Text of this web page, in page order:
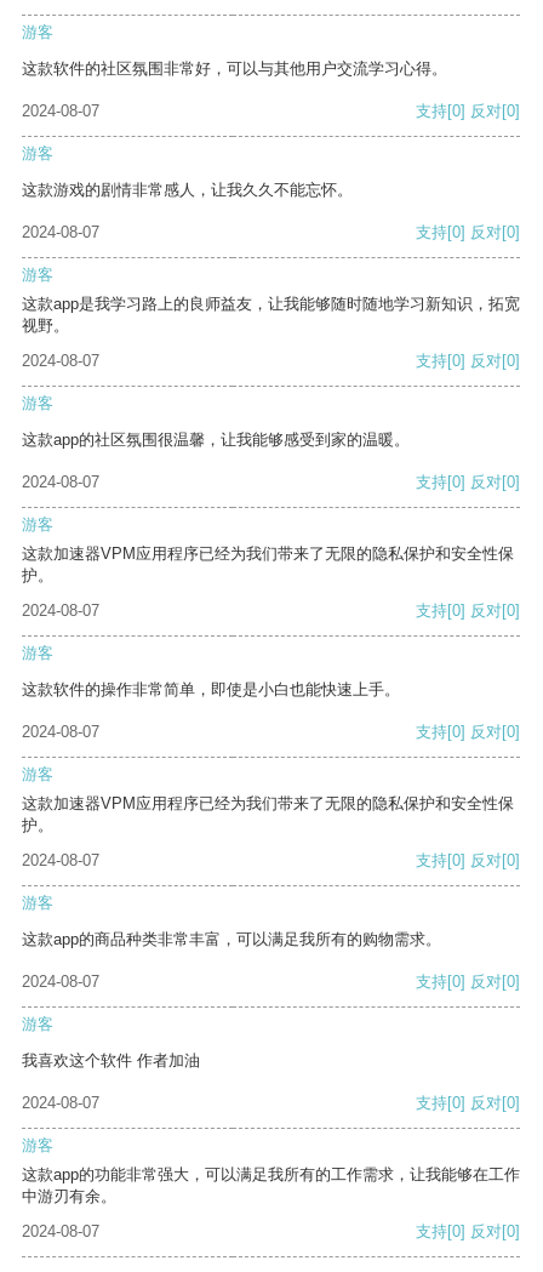
游客
这款软件的社区氛围非常好，可以与其他用户交流学习心得。
2024-08-07 支持[0] 反对[0]
游客
这款游戏的剧情非常感人，让我久久不能忘怀。
2024-08-07 支持[0] 反对[0]
游客
这款app是我学习路上的良师益友，让我能够随时随地学习新知识，拓宽
视野。
2024-08-07
支持[0] 反对[0]
游客
这款app的社区氛围很温馨，让我能够感受到家的温暖。
2024-08-07 支持[0] 反对[0]
游客
这款加速器VPM应用程序已经为我们带来了无限的隐私保护和安全性保
护。
2024-08-07
支持[0] 反对[0]
游客
这款软件的操作非常简单，即使是小白也能快速上手。
2024-08-07 支持[0] 反对[0]
游客
这款加速器VPM应用程序已经为我们带来了无限的隐私保护和安全性保
护。
2024-08-07
支持[0] 反对[0]
游客
这款app的商品种类非常丰富，可以满足我所有的购物需求。
2024-08-07 支持[0] 反对[0]
游客
我喜欢这个软件 作者加油
2024-08-07 支持[0] 反对[0]
游客
这款app的功能非常强大，可以满足我所有的工作需求，让我能够在工作
中游刃有余。
2024-08-07
支持[0] 反对[0]